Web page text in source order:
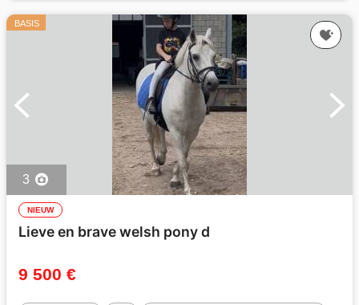
BASIS
3
NIEUW
Lieve en brave welsh pony d
9 500 €